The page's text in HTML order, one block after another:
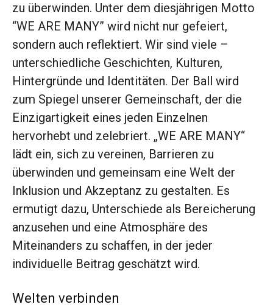
zu überwinden. Unter dem diesjährigen Motto
“WE ARE MANY” wird nicht nur gefeiert,
sondern auch reflektiert. Wir sind viele –
unterschiedliche Geschichten, Kulturen,
Hintergründe und Identitäten. Der Ball wird
zum Spiegel unserer Gemeinschaft, der die
Einzigartigkeit eines jeden Einzelnen
hervorhebt und zelebriert. „WE ARE MANY“
lädt ein, sich zu vereinen, Barrieren zu
überwinden und gemeinsam eine Welt der
Inklusion und Akzeptanz zu gestalten. Es
ermutigt dazu, Unterschiede als Bereicherung
anzusehen und eine Atmosphäre des
Miteinanders zu schaffen, in der jeder
individuelle Beitrag geschätzt wird.
Welten verbinden